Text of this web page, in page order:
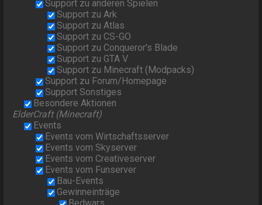
Support zu anderen Spielen
Support zu Ark
Support zu Atlas
Support zu CS-GO
Support zu Conqueror's Blade
Support zu GTA V
Support zu Minecraft (Modpacks)
Support zu Forum/Homepage
Support Sonstiges
Besondere Aktionen
ElderCraft (Minecraft)
Events
Events vom Wirtschaftsserver
Events vom Skyserver
Events vom Creativeserver
Events vom Funserver
Bau-Events
Gewinneinträge